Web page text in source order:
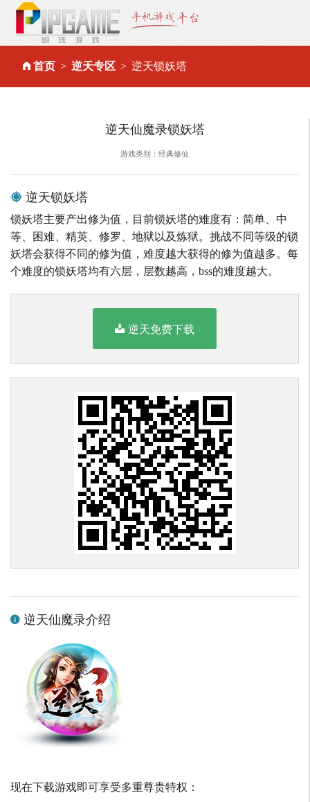
首页 逆天专区 逆天锁妖塔
逆天仙魔录锁妖塔
游戏类别：经典修仙
逆天锁妖塔
锁妖塔主要产出修为值，目前锁妖塔的难度有：简单、中
等、困难、精英、修罗、地狱以及炼狱。挑战不同等级的锁
妖塔会获得不同的修为值，难度越大获得的修为值越多。每
个难度的锁妖塔均有六层，层数越高，bss的难度越大。
逆天免费下载
逆天仙魔录介绍
现在下载游戏即可享受多重尊贵特权：